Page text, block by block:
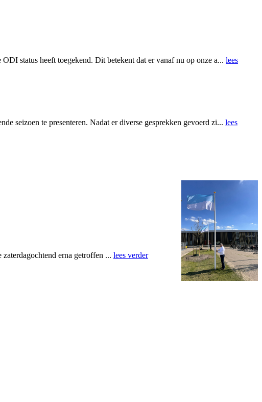
status heeft toegekend. Dit betekent dat er vanaf nu op onze a... lees
seizoen te presenteren. Nadat er diverse gesprekken gevoerd zi... lees
erna getroffen ... lees verder